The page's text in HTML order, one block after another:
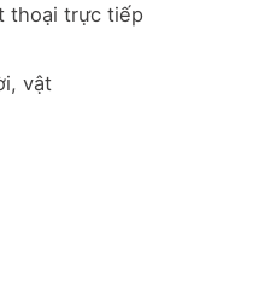
thoại trực tiếp
vật